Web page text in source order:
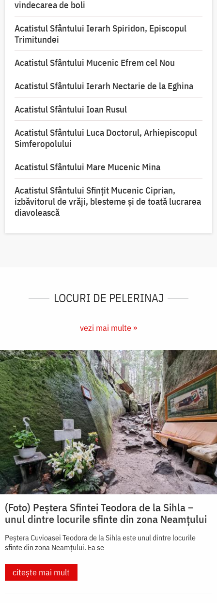
vindecarea de boli
Acatistul Sfântului Ierarh Spiridon, Episcopul
Trimitundei
Acatistul Sfântului Mucenic Efrem cel Nou
Acatistul Sfântului Ierarh Nectarie de la Eghina
Acatistul Sfântului Ioan Rusul
Acatistul Sfântului Luca Doctorul, Arhiepiscopul
Simferopolului
Acatistul Sfântului Mare Mucenic Mina
Acatistul Sfântului Sfințit Mucenic Ciprian,
izbăvitorul de vrăji, blesteme și de toată lucrarea
diavolească
LOCURI DE PELERINAJ
vezi mai multe »
(Foto) Peștera Sfintei Teodora de la Sihla –
unul dintre locurile sfinte din zona Neamțului
Peștera Cuvioasei Teodora de la Sihla este unul dintre locurile
sfinte din zona Neamțului. Ea se
citește mai mult